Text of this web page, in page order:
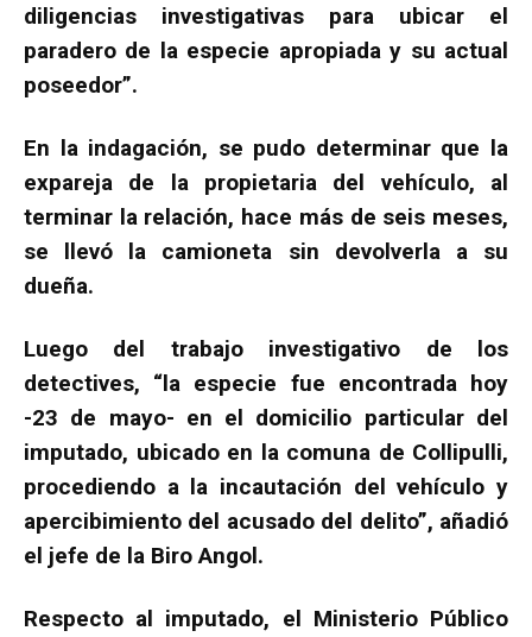
diligencias investigativas para ubicar el
paradero de la especie apropiada y su actual
poseedor”.
En la indagación, se pudo determinar que la
expareja de la propietaria del vehículo, al
terminar la relación, hace más de seis meses,
se llevó la camioneta sin devolverla a su
dueña.
Luego del trabajo investigativo de los
detectives, “la especie fue encontrada hoy
-23 de mayo- en el domicilio particular del
imputado, ubicado en la comuna de Collipulli,
procediendo a la incautación del vehículo y
apercibimiento del acusado del delito”, añadió
el jefe de la Biro Angol.
Respecto al imputado, el Ministerio Público